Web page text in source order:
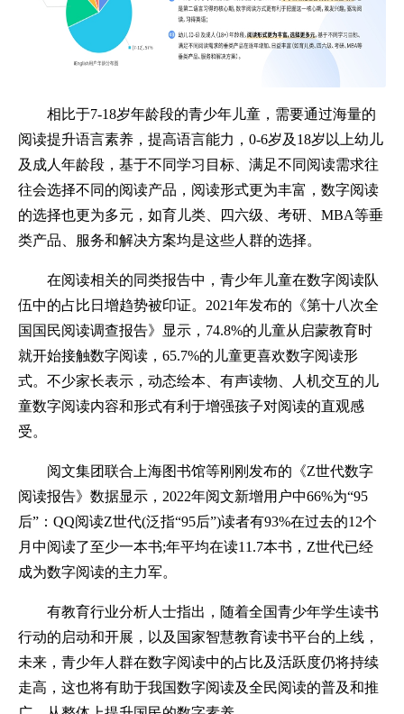
相比于7-18岁年龄段的青少年儿童，需要通过海量的
阅读提升语言素养，提高语言能力，0-6岁及18岁以上幼儿
及成人年龄段，基于不同学习目标、满足不同阅读需求往
往会选择不同的阅读产品，阅读形式更为丰富，数字阅读
的选择也更为多元，如育儿类、四六级、考研、MBA等垂
类产品、服务和解决方案均是这些人群的选择。
在阅读相关的同类报告中，青少年儿童在数字阅读队
伍中的占比日增趋势被印证。2021年发布的《第十八次全
国国民阅读调查报告》显示，74.8%的儿童从启蒙教育时
就开始接触数字阅读，65.7%的儿童更喜欢数字阅读形
式。不少家长表示，动态绘本、有声读物、人机交互的儿
童数字阅读内容和形式有利于增强孩子对阅读的直观感
受。
阅文集团联合上海图书馆等刚刚发布的《Z世代数字
阅读报告》数据显示，2022年阅文新增用户中66%为“95
后”：QQ阅读Z世代(泛指“95后”)读者有93%在过去的12个
月中阅读了至少一本书;年平均在读11.7本书，Z世代已经
成为数字阅读的主力军。
有教育行业分析人士指出，随着全国青少年学生读书
行动的启动和开展，以及国家智慧教育读书平台的上线，
未来，青少年人群在数字阅读中的占比及活跃度仍将持续
走高，这也将有助于我国数字阅读及全民阅读的普及和推